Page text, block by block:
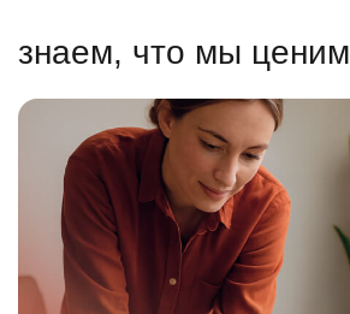
знаем, что мы ценим